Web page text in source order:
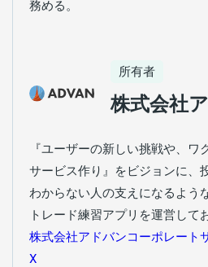
務める。
所有者
株式会社
『ユーザーの新しい挑戦や、ワ
サービス作り』をビジョンに、
わからない人の支えになるよう
トレード練習アプリを運営して
株式会社アドバンコーポレート
X